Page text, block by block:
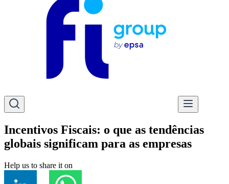
Incentivos Fiscais: o que as tendências
globais significam para as empresas
Help us to share it on